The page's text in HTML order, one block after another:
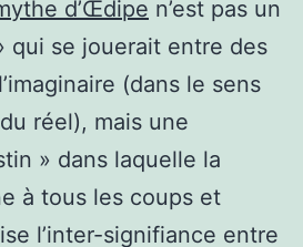
d’Œdipe n’est pas un
qui se jouerait entre des
(dans le sens
réel), mais une
» dans laquelle la
à tous les coups et
l’inter-signifiance entre